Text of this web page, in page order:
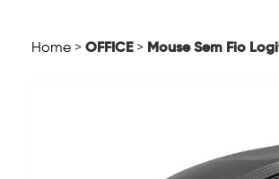
Home > OFFICE > Mouse Sem Fio